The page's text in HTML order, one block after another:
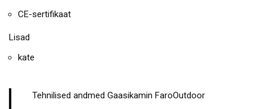
CE-sertifikaat
Lisad
kate
Tehnilised andmed Gaasikamin FaroOutdoor